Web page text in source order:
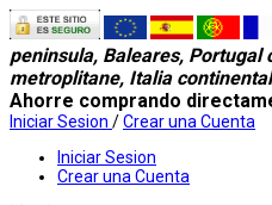
peninsula, Baleares, Portugal
metroplitane, Italia
Ahorre comprando
Iniciar Sesion /Crear una Cuenta
Iniciar Sesion
Crear una Cuenta